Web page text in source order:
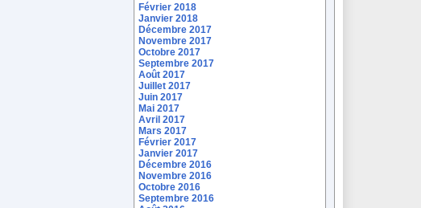
Février 2018
Janvier 2018
Décembre 2017
Novembre 2017
Octobre 2017
Septembre 2017
Août 2017
Juillet 2017
Juin 2017
Mai 2017
Avril 2017
Mars 2017
Février 2017
Janvier 2017
Décembre 2016
Novembre 2016
Octobre 2016
Septembre 2016